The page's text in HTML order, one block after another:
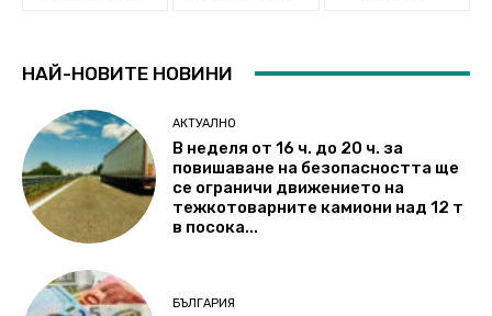
НАЙ-НОВИТЕ НОВИНИ
АКТУАЛНО
В неделя от 16 ч. до 20 ч. за
повишаване на безопасността ще
се ограничи движението на
тежкотоварните камиони над 12 т
в посока...
БЪЛГАРИЯ